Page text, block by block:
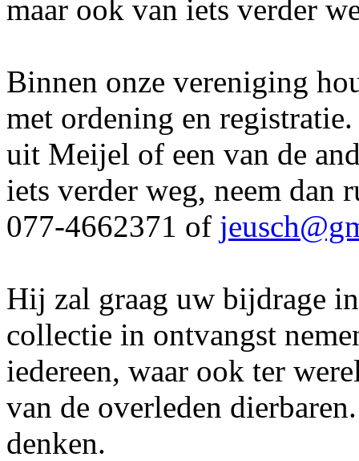
maar ook van iets verder
Binnen onze vereniging
met ordening en
uit Meijel of een van de
iets verder weg, neem dan
077-4662371 of
Hij zal graag uw bijdrage
collectie in ontvangst
iedereen, waar ook ter
van de overleden
denken.